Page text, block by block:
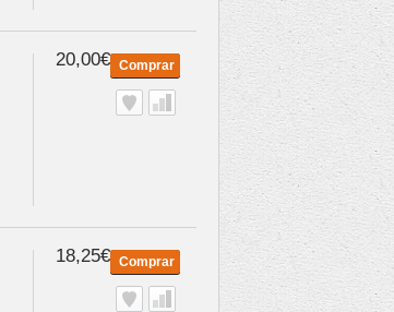
20,00€ Comprar
18,25€ Comprar